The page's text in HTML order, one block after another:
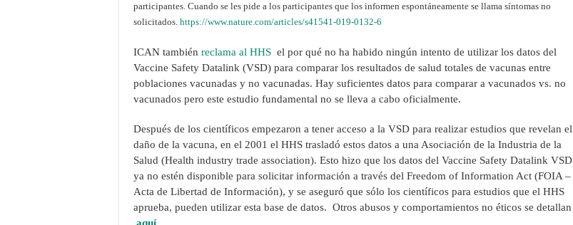
participantes. Cuando se les pide a los participantes que los informen espontáneamente se llama síntomas no
solicitados. https://www.nature.com/articles/s41541-019-0132-6
ICAN también reclama al HHS el por qué no ha habido ningún intento de utilizar los datos del
Vaccine Safety Datalink (VSD) para comparar los resultados de salud totales de vacunas entre
poblaciones vacunadas y no vacunadas. Hay suficientes datos para comparar a vacunados vs. no
vacunados pero este estudio fundamental no se lleva a cabo oficialmente.
Después de los científicos empezaron a tener acceso a la VSD para realizar estudios que revelan el
daño de la vacuna, en el 2001 el HHS trasladó estos datos a una Asociación de la Industria de la
Salud (Health industry trade association). Esto hizo que los datos del Vaccine Safety Datalink VSD
ya no estén disponible para solicitar información a través del Freedom of Information Act (FOIA –
Acta de Libertad de Información), y se aseguró que sólo los científicos para estudios que el HHS
aprueba, pueden utilizar esta base de datos. Otros abusos y comportamientos no éticos se detallan
aquí.